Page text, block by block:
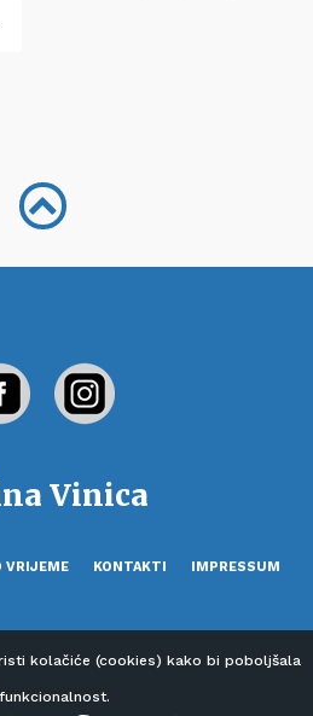
Vinica
VRIJEME KONTAKTI IMPRESSUM
kolačiće (cookies) kako bi poboljšala
funkcionalnost.